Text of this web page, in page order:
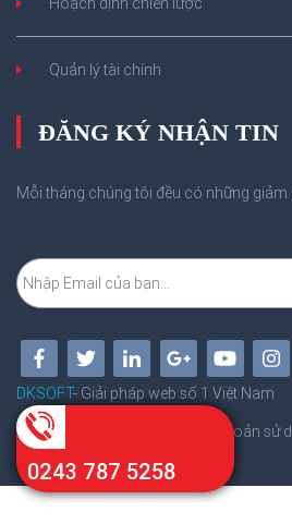
0243 787 5258
Hoạch định chiến lược
Quản lý tài chính
ĐĂNG KÝ NHẬN TIN
Mỗi tháng chúng tôi đều có những giảm
DKSOFT- Giải pháp web số 1 Việt Nam
Chính sách bảo mật
Điều khoản sử
Câu hỏi thường gặp